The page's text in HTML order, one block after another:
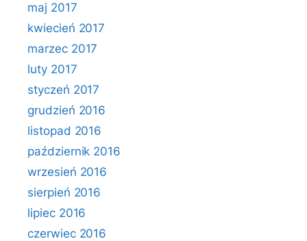
maj 2017
kwiecień 2017
marzec 2017
luty 2017
styczeń 2017
grudzień 2016
listopad 2016
październik 2016
wrzesień 2016
sierpień 2016
lipiec 2016
czerwiec 2016